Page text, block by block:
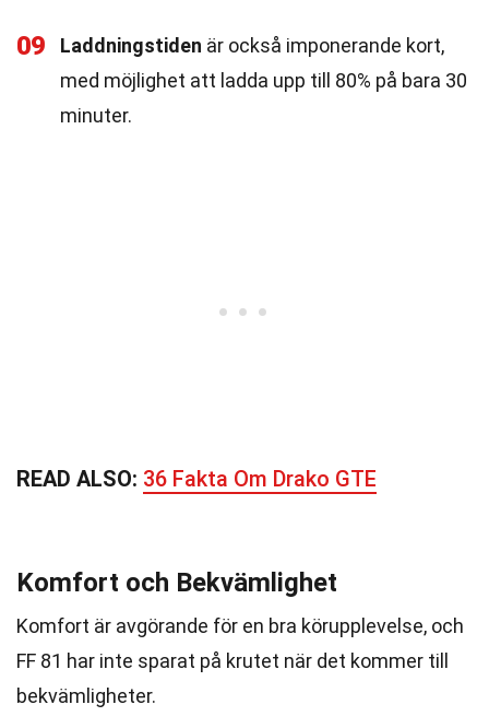
09 Laddningstiden är också imponerande kort,
med möjlighet att ladda upp till 80% på bara 30
minuter.
READ ALSO: 36 Fakta Om Drako GTE
Komfort och Bekvämlighet
Komfort är avgörande för en bra körupplevelse, och
FF 81 har inte sparat på krutet när det kommer till
bekvämligheter.